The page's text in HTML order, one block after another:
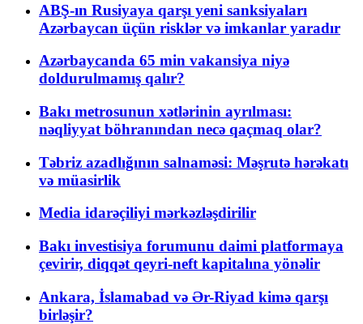
ABŞ-ın Rusiyaya qarşı yeni sanksiyaları
Azərbaycan üçün risklər və imkanlar yaradır
Azərbaycanda 65 min vakansiya niyə
doldurulmamış qalır?
Bakı metrosunun xətlərinin ayrılması:
nəqliyyat böhranından necə qaçmaq olar?
Təbriz azadlığının salnaməsi: Məşrutə hərəkatı
və müasirlik
Media idarəçiliyi mərkəzləşdirilir
Bakı investisiya forumunu daimi platformaya
çevirir, diqqət qeyri-neft kapitalına yönəlir
Ankara, İslamabad və Ər-Riyad kimə qarşı
birləşir?